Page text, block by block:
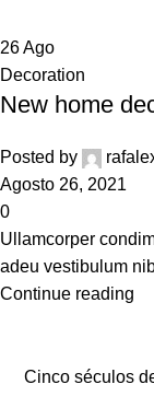
26Ago
Decoration
New home
Posted by
Agosto 26, 2021
0
Ullamcorper
adeu vestibulum
Continue reading
Cinco séculos